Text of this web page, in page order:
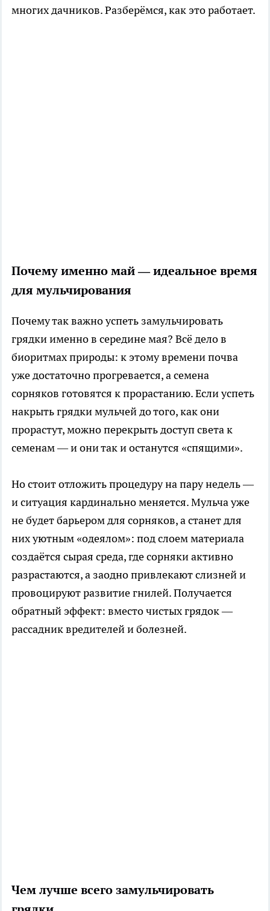
многих дачников. Разберёмся, как это работает.
Почему именно май — идеальное время
для мульчирования
Почему так важно успеть замульчировать
грядки именно в середине мая? Всё дело в
биоритмах природы: к этому времени почва
уже достаточно прогревается, а семена
сорняков готовятся к прорастанию. Если успеть
накрыть грядки мульчей до того, как они
прорастут, можно перекрыть доступ света к
семенам — и они так и останутся «спящими».
Но стоит отложить процедуру на пару недель —
и ситуация кардинально меняется. Мульча уже
не будет барьером для сорняков, а станет для
них уютным «одеялом»: под слоем материала
создаётся сырая среда, где сорняки активно
разрастаются, а заодно привлекают слизней и
провоцируют развитие гнилей. Получается
обратный эффект: вместо чистых грядок —
рассадник вредителей и болезней.
Чем лучше всего замульчировать